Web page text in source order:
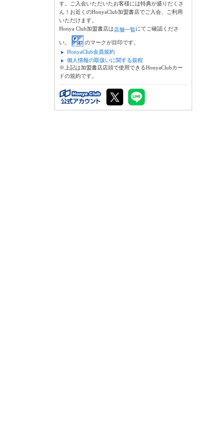
す。ご入会いただいたお客様には特典が盛りだくさ
ん！お近くのHonyaClub加盟書店でご入会、ご利用
いただけます。
Honya Club加盟書店は店舗一覧にてご確認くださ
い。
のマークが目印です。
HonyaClub会員規約
個人情報の取扱いに関する規程
※上記は加盟書店店頭で使用できるHonyaClubカー
ドの規約です。